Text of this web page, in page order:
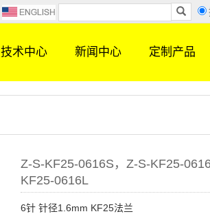
技术中心 新闻中心 定制产品
Z-S-KF25-0616S，Z-S-KF25-
KF25-0616L
6针 针径1.6mm KF25法兰